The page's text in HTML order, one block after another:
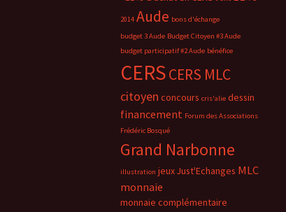
2014 Aude bons d'échange
budget 3 Aude Budget Citoyen #3 Aude
budget participatif #2 Aude bénéfice
CERSCERS MLC
citoyen concours cris'alie dessin
financement Forum des Associations
Frédéric Bosqué
Grand Narbonne
illustration jeuxJust'Echanges MLC
monnaie
monnaie complémentaire